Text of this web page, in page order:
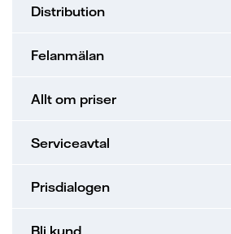
Distribution
Felanmälan
Allt om priser
Serviceavtal
Prisdialogen
Bli kund